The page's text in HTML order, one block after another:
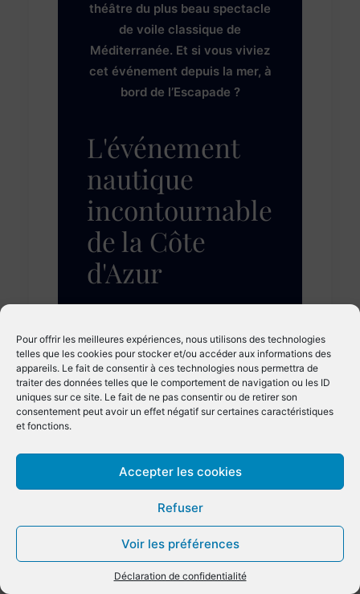
Pour offrir les meilleures expériences, nous utilisons des technologies
telles que les cookies pour stocker et/ou accéder aux informations des
appareils. Le fait de consentir à ces technologies nous permettra de
traiter des données telles que le comportement de navigation ou les ID
uniques sur ce site. Le fait de ne pas consentir ou de retirer son
consentement peut avoir un effet négatif sur certaines caractéristiques
et fonctions.
Accepter les cookies
Refuser
Voir les préférences
Déclaration de confidentialité
théâtre du plus beau spectacle
de voile classique de
Méditerranée. Et si vous viviez
cet événement depuis la mer, à
bord de l’Escapade ?
L'événement
nautique
incontournable
de la Côte
d'Azur
marquent l’ouverture officielle
du circuit méditerranéen des
Yachts de Tradition, rassemblant
les plus beaux voiliers anciens
patrimoine maritime et
performance sportive.JDS
Pour cinq jours, Port Vauban
devient le centre de l’activité —
les équipages préparent leurs
voiles sur les quais, les officiels